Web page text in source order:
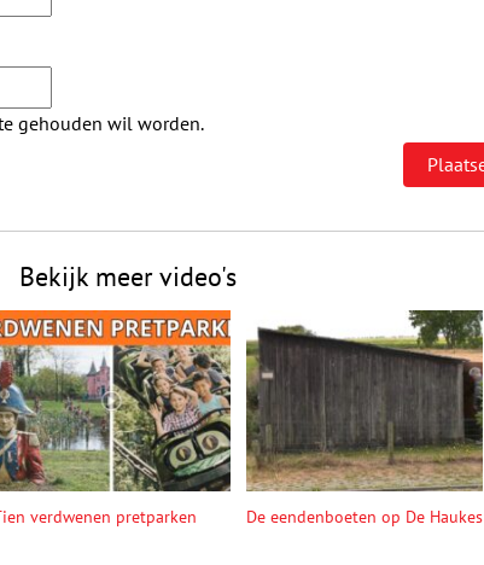
gehouden wil worden.
Bekijk meer video's
verdwenen pretparken De eendenboeten op De Haukes